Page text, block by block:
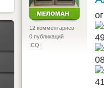
12 комментариев
0 публикаций
ICQ: